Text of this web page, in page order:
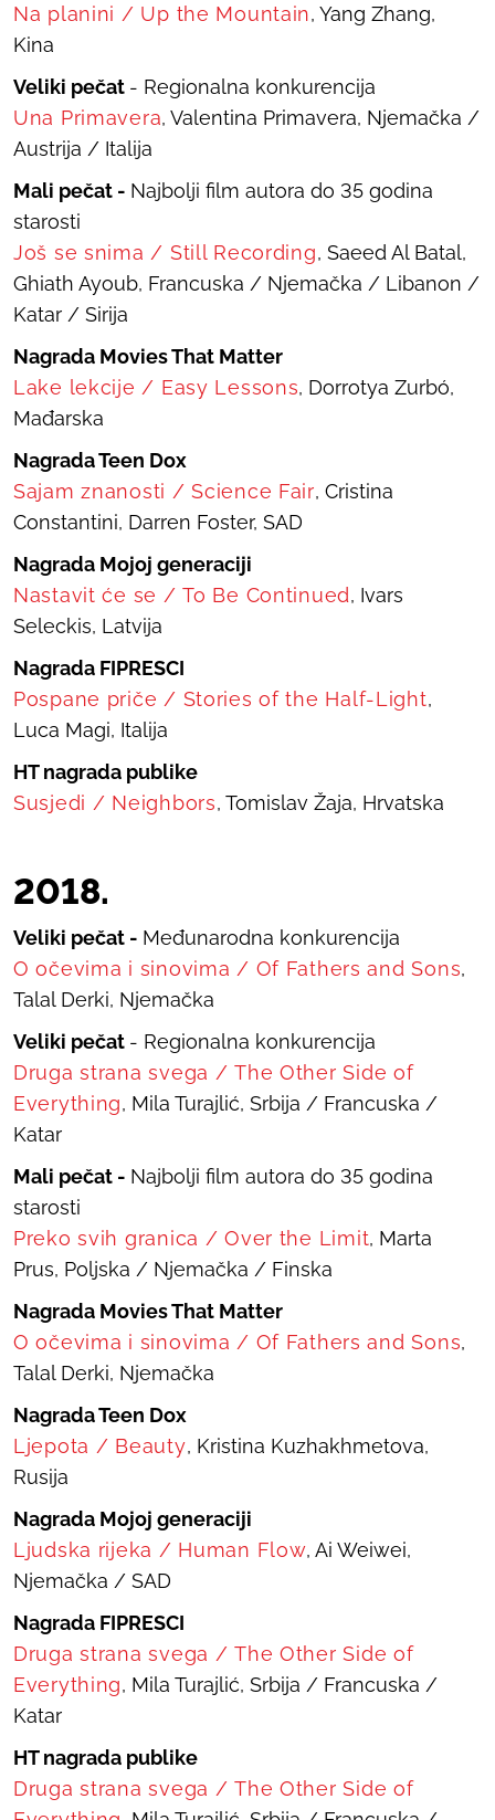
Na planini / Up the Mountain, Yang Zhang,
Kina
Veliki pečat - Regionalna konkurencija
Una Primavera, Valentina Primavera, Njemačka /
Austrija / Italija
Mali pečat - Najbolji film autora do 35 godina
starosti
Još se snima / Still Recording, Saeed Al Batal,
Ghiath Ayoub, Francuska / Njemačka / Libanon /
Katar / Sirija
Nagrada Movies That Matter
Lake lekcije / Easy Lessons, Dorrotya Zurbó,
Mađarska
Nagrada Teen Dox
Sajam znanosti /Science Fair, Cristina
Constantini, Darren Foster, SAD
Nagrada Mojoj generaciji
Nastavit će se /To Be Continued, Ivars
Seleckis, Latvija
Nagrada FIPRESCI
Pospane priče / Stories of the Half-Light,
Luca Magi, Italija
HT nagrada publike
Susjedi / Neighbors, Tomislav Žaja, Hrvatska
2018.
Veliki pečat - Međunarodna konkurencija
O očevima i sinovima / Of Fathers and Sons,
Talal Derki, Njemačka
Veliki pečat - Regionalna konkurencija
Druga strana svega /The Other Side of
Everything, Mila Turajlić, Srbija / Francuska /
Katar
Mali pečat - Najbolji film autora do 35 godina
starosti
Preko svih granica /Over the Limit, Marta
Prus, Poljska / Njemačka / Finska
Nagrada Movies That Matter
O očevima i sinovima / Of Fathers and Sons,
Talal Derki, Njemačka
Nagrada Teen Dox
Ljepota / Beauty, Kristina Kuzhakhmetova,
Rusija
Nagrada Mojoj generaciji
Ljudska rijeka / Human Flow, Ai Weiwei,
Njemačka / SAD
Nagrada FIPRESCI
Druga strana svega /The Other Side of
Everything, Mila Turajlić, Srbija / Francuska /
Katar
HT nagrada publike
Druga strana svega /The Other Side of